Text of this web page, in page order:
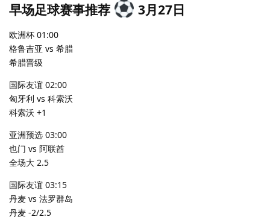
早场足球赛事推荐 3月27日
欧洲杯 01:00
格鲁吉亚 vs 希腊
希腊晋级
国际友谊 02:00
匈牙利 vs 科索沃
科索沃 +1
亚洲预选 03:00
也门 vs 阿联酋
全场大 2.5
国际友谊 03:15
丹麦 vs 法罗群岛
丹麦 -2/2.5